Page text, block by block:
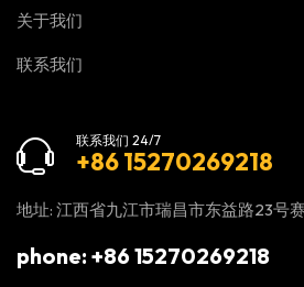
关于我们
联系我们
联系我们 24/7
+86 15270269218
地址: 江西省九江市瑞昌市东益路23号
phone: +86 15270269218